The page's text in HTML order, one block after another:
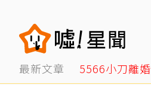
最新文章 5566小刀離婚